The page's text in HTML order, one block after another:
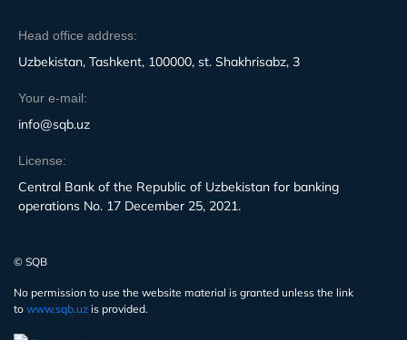
Head office address:
Uzbekistan, Tashkent, 100000, st. Shakhrisabz, 3
Your e-mail:
info@sqb.uz
License:
Central Bank of the Republic of Uzbekistan for banking
operations No. 17 December 25, 2021.
© SQB
No permission to use the website material is granted unless the link
to www.sqb.uz is provided.